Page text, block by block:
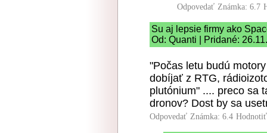
Odpovedať Známka: 6.7
Su aj lepsie firmy ako
Od: Quanti | Pridané:
"Počas letu budú
dobíjať z RTG,
plutónium" .... preco sa
dronov? Dost by sa
Odpovedať Známka: 6.4